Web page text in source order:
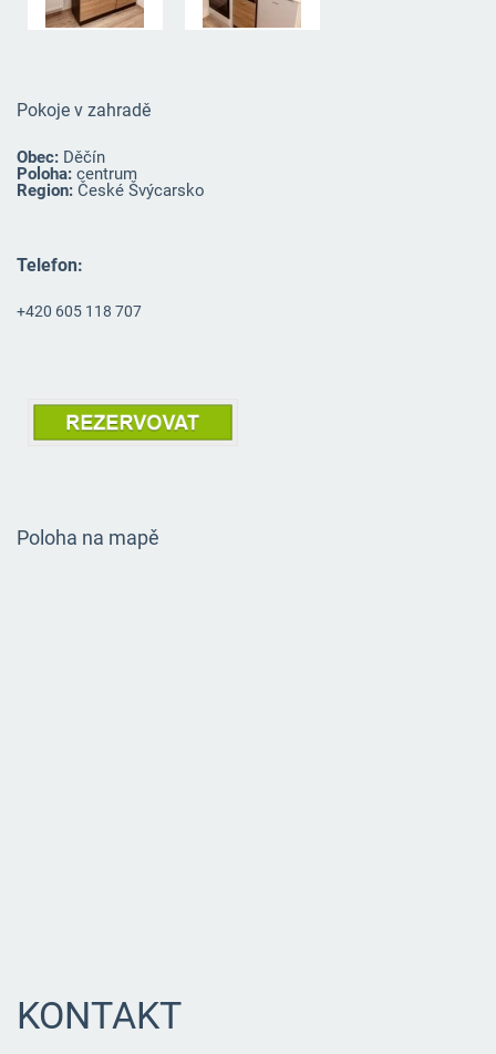
Pokoje v zahradě
Obec: Děčín
Poloha:centrum
Region:České Švýcarsko
Telefon:
+420 605 118 707
Poloha na mapě
KONTAKT